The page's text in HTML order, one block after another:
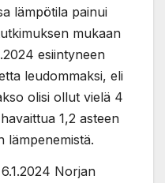
lämpötila painui
mukaan
esiintyneen
leudommaksi, eli
olisi ollut vielä 4
1,2 asteen
lämpenemistä.
Norjan